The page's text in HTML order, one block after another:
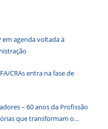
em agenda voltada à
CRAs entra na fase de
– 60 anos da Profissão
que transformam o